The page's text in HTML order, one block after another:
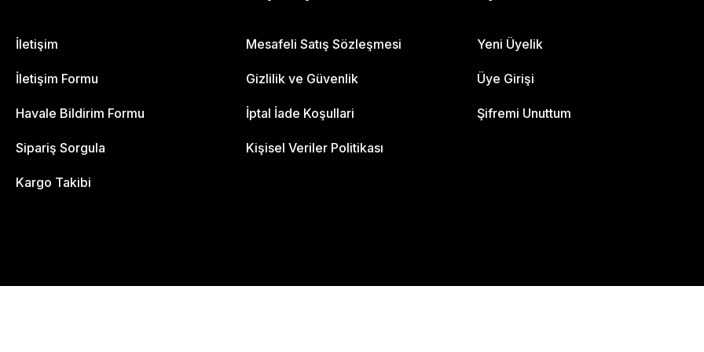
İletişim
İletişim Formu
Havale Bildirim Formu
Sipariş Sorgula
Kargo Takibi
Mesafeli Satış Sözleşmesi
Gizlilik ve Güvenlik
İptal İade Koşullari
Kişisel Veriler Politikası
Yeni Üyelik
Üye Girişi
Şifremi Unuttum